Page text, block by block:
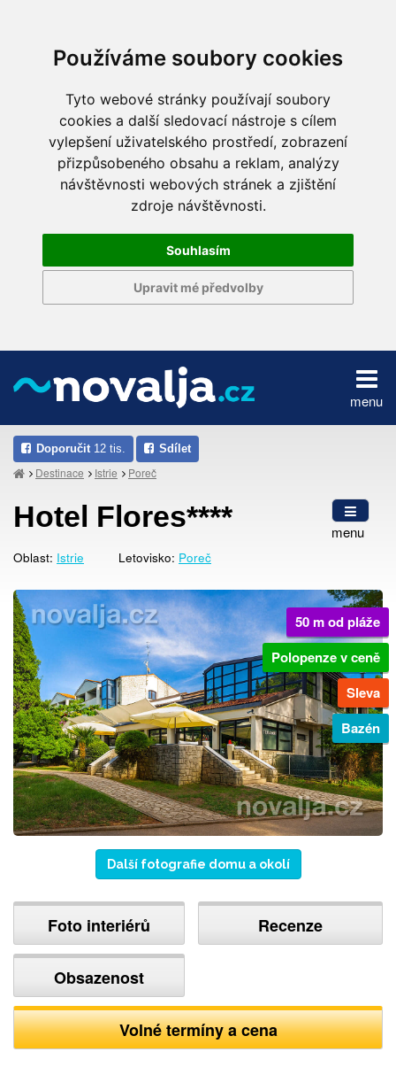
Používáme soubory cookies
Tyto webové stránky používají soubory
cookies a další sledovací nástroje s cílem
vylepšení uživatelského prostředí, zobrazení
přizpůsobeného obsahu a reklam, analýzy
návštěvnosti webových stránek a zjištění
zdroje návštěvnosti.
Souhlasím
Upravit mé předvolby
menu
Doporučit 12 tis. Sdílet
Destinace Istrie Poreč
menu
Hotel Flores****
Oblast: Istrie Letovisko: Poreč
50 m od pláže
Polopenze v ceně
Sleva
Bazén
Další fotografie domu a okolí
Foto interiérů
Obsazenost
Recenze
Volné termíny a cena